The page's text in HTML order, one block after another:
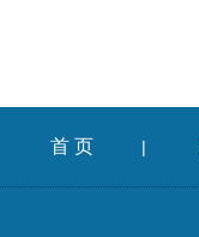
首 页 |